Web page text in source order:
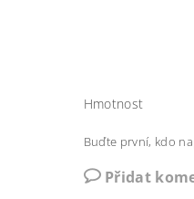
Hmotnost
Buďte první, kdo
Přidat